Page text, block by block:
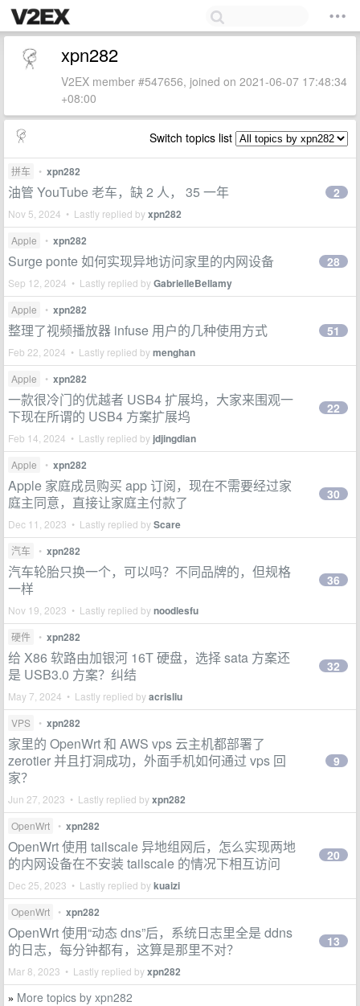
xpn282
V2EX member #547656, joined on 2021-06-07 17:48:34
+08:00
Switch topics list
拼车 • xpn282
油管 YouTube 老车，缺 2 人， 35 一年
Nov 5, 2024 • Lastly replied byxpn282
2
Apple • xpn282
Surge ponte 如何实现异地访问家里的内网设备
Sep 12, 2024 • Lastly replied byGabrielleBellamy
28
Apple • xpn282
整理了视频播放器 infuse 用户的几种使用方式
Feb 22, 2024 • Lastly replied bymenghan
51
Apple • xpn282
一款很冷门的优越者 USB4 扩展坞，大家来围观一
下现在所谓的 USB4 方案扩展坞
Feb 14, 2024 • Lastly replied by jdjingdian
22
Apple • xpn282
Apple 家庭成员购买 app 订阅，现在不需要经过家
庭主同意，直接让家庭主付款了
Dec 11, 2023 • Lastly replied byScare
30
汽车 • xpn282
汽车轮胎只换一个，可以吗？不同品牌的，但规格
一样
Nov 19, 2023 • Lastly replied bynoodlesfu
36
硬件 • xpn282
给 X86 软路由加银河 16T 硬盘，选择 sata 方案还
是 USB3.0 方案？纠结
May 7, 2024 • Lastly replied byacrisliu
32
VPS • xpn282
家里的 OpenWrt 和 AWS vps 云主机都部署了
zerotier 并且打洞成功，外面手机如何通过 vps 回
家？
Jun 27, 2023 • Lastly replied byxpn282
9
OpenWrt • xpn282
OpenWrt 使用 tailscale 异地组网后，怎么实现两地
的内网设备在不安装 tailscale 的情况下相互访问
Dec 25, 2023 • Lastly replied bykuaizi
20
OpenWrt • xpn282
OpenWrt 使用“动态 dns”后，系统日志里全是 ddns
的日志，每分钟都有，这算是那里不对？
Mar 8, 2023 • Lastly replied byxpn282
13
» More topics by xpn282